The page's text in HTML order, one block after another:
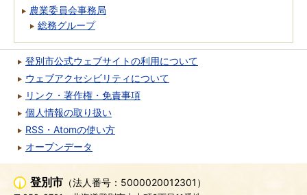
農業委員会事務局
総務グループ
登別市公式ウェブサイトの利用について
ウェブアクセシビリティについて
リンク・著作権・免責事項
個人情報の取り扱い
RSS・Atomの使い方
オープンデータ
登別市 （法人番号：5000020012301）